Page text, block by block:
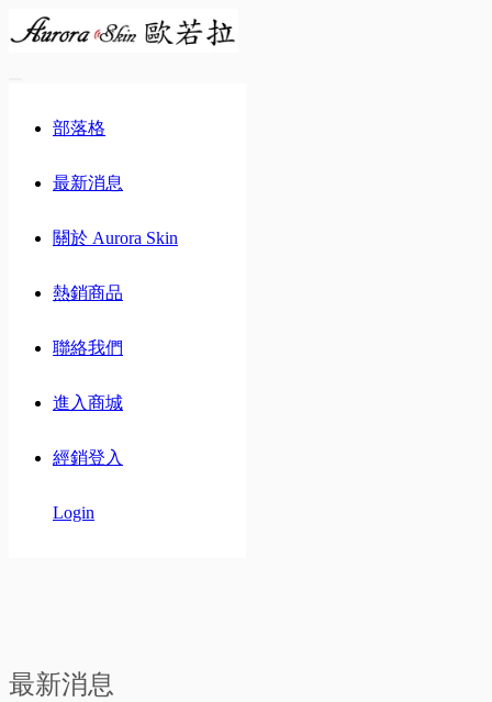
部落格
最新消息
關於 Aurora Skin
熱銷商品
聯絡我們
進入商城
經銷登入
Login
最新消息